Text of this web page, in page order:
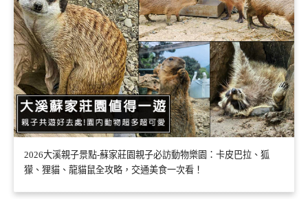
2026大溪親子景點-蘇家莊園親子必訪動物樂園：卡皮巴拉、狐
獴、狸貓、龍貓鼠全攻略，交通美食一次看！